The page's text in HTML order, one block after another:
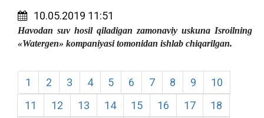
10.05.2019 11:51
Havodan suv hosil qiladigan zamonaviy uskuna Isroilning
«Watergen» kompaniyasi tomonidan ishlab chiqarilgan.
1 2 3 4 5 6 7 8 9
10
11
12 13 14 15 16 17
18